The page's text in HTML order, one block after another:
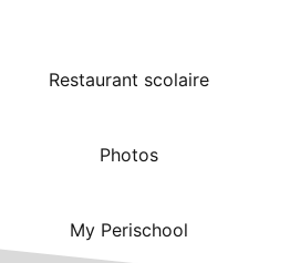
Restaurant scolaire
Photos
My Perischool